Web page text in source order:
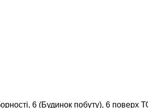
6 (Будинок побуту), 6